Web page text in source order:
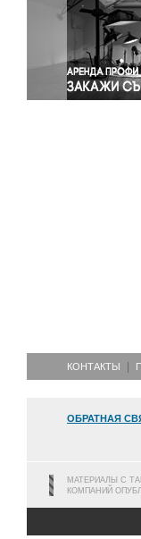
Спорт
Экология
КОНТАКТЫ
ОБРАТНАЯ
МАТЕРИАЛЫ С
КОМПАНИЙ